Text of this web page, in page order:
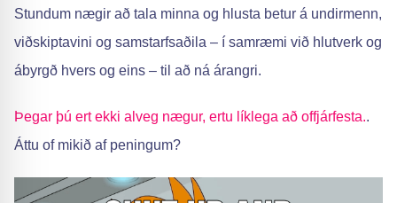
Stundum nægir að tala minna og hlusta betur á undirmenn,
viðskiptavini og samstarfsaðila – í samræmi við hlutverk og
ábyrgð hvers og eins – til að ná árangri.
Þegar þú ert ekki alveg nægur, ertu líklega að offjárfesta..
Áttu of mikið af peningum?